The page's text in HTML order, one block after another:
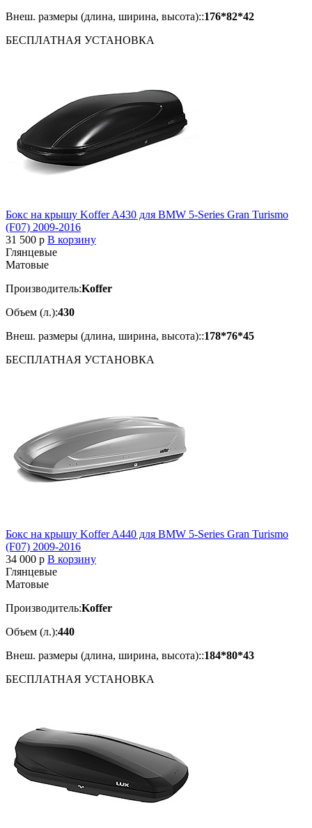
Внеш. размеры (длина, ширина, высота)::176*82*42
БЕСПЛАТНАЯ УСТАНОВКА
Бокс на крышу Koffer A430 для BMW 5-Series Gran Turismo
(F07) 2009-2016
31 500 p В корзину
Глянцевые
Матовые
Производитель:Koffer
Объем (л.):430
Внеш. размеры (длина, ширина, высота)::178*76*45
БЕСПЛАТНАЯ УСТАНОВКА
Бокс на крышу Koffer A440 для BMW 5-Series Gran Turismo
(F07) 2009-2016
34 000 p В корзину
Глянцевые
Матовые
Производитель:Koffer
Объем (л.):440
Внеш. размеры (длина, ширина, высота)::184*80*43
БЕСПЛАТНАЯ УСТАНОВКА